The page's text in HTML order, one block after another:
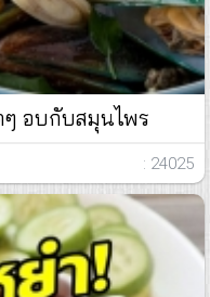
อบกับสมุนไพร
: 24025